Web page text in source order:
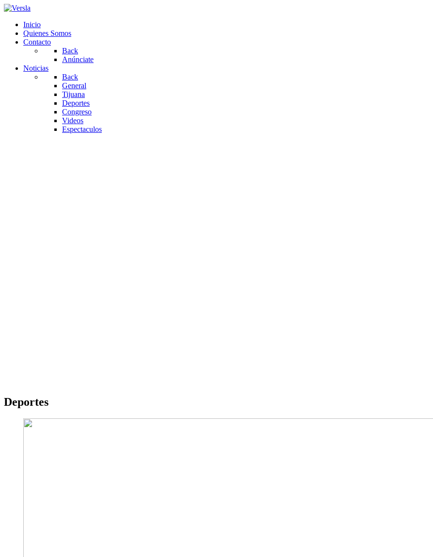
Inicio
Quienes Somos
Contacto
Back
Anúnciate
Noticias
Back
General
Tijuana
Deportes
Congreso
Videos
Espectaculos
Deportes